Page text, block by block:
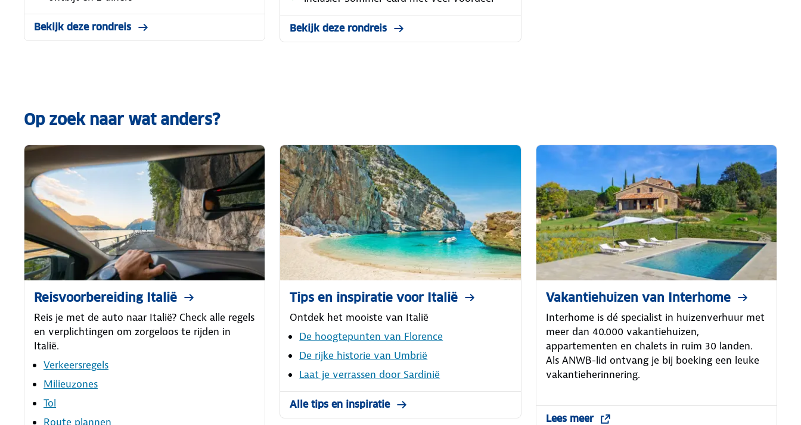
Bekijk deze rondreis Bekijk deze rondreis
Op zoek naar wat anders?
Reisvoorbereiding Italië
Reis je met de auto naar Italië? Check alle regels
en verplichtingen om zorgeloos te rijden in
Italië.
Verkeersregels
Milieuzones
Tol
Route plannen
Tips en inspiratie voor Italië
Ontdek het mooiste van Italië
De hoogtepunten van Florence
De rijke historie van Umbrië
Laat je verrassen door Sardinië
Alle tips en inspiratie
Vakantiehuizen van Interhome
Interhome is dé specialist in huizenverhuur met
meer dan 40.000 vakantiehuizen,
appartementen en chalets in ruim 30 landen.
Als ANWB-lid ontvang je bij boeking een leuke
vakantieherinnering.
Lees meer